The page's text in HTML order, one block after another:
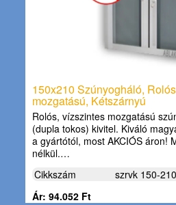
150x210 Szúnyogháló,
mozgatású, Kétszárnyú
Rolós, vízszintes mozgatású
(dupla tokos) kivitel. Kiváló
a gyártótól, most AKCIÓS áron!
nélkül.…
Cikkszám
szrvk 150-210
Ár: 94.052 Ft